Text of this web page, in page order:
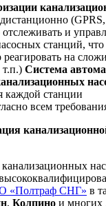
и
станций,
реагировать на
Система
каждой станции
всем
канализационных
«Полтраф СНГ» в
, Колпино и многих